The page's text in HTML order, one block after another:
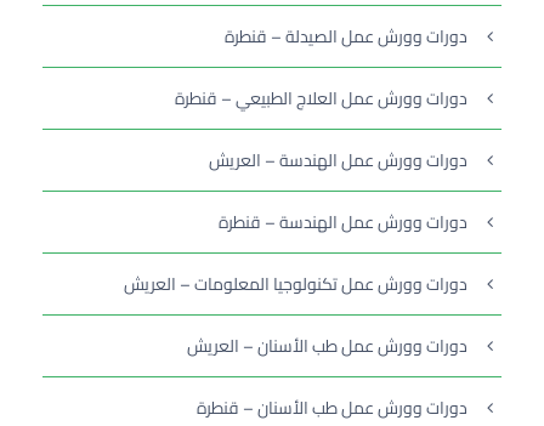
دورات وورش عمل الصيدلة – قنطرة
دورات وورش عمل العلاج الطبيعي – قنطرة
دورات وورش عمل الهندسة – العريش
دورات وورش عمل الهندسة – قنطرة
دورات وورش عمل تكنولوجيا المعلومات – العريش
دورات وورش عمل طب الأسنان – العريش
دورات وورش عمل طب الأسنان – قنطرة